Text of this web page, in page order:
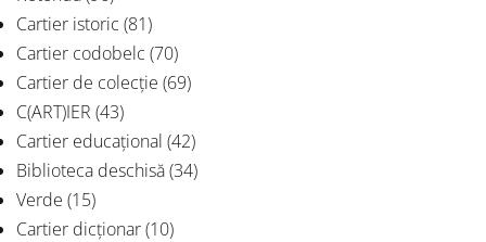
Cartier istoric (81)
Cartier codobelc (70)
Cartier de colecție (69)
C(ART)IER (43)
Cartier educațional (42)
Biblioteca deschisă(34)
Verde (15)
Cartier dicționar(10)